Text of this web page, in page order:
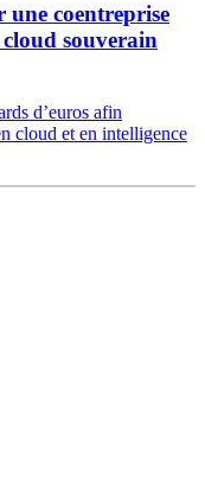
une coentreprise
souverain
d’euros afin
cloud et en intelligence